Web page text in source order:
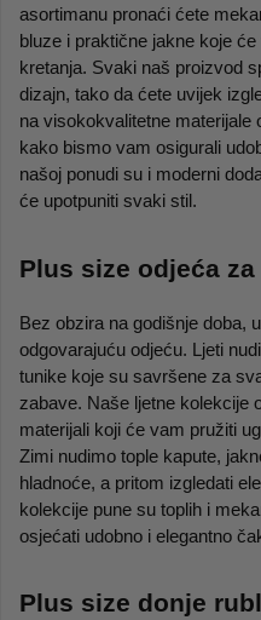
asortimanu pronaći ćete
bluze i praktične jakne koje
kretanja. Svaki naš proizvod
dizajn, tako da ćete uvijek
na visokokvalitetne materijale
kako bismo vam osigurali
našoj ponudi su i moderni
će upotpuniti svaki stil.
Plus size odjeća
Bez obzira na godišnje doba,
odgovarajuću odjeću. Ljeti
tunike koje su savršene za
zabave. Naše ljetne kolekcije
materijali koji će vam pružiti
Zimi nudimo tople kapute,
hladnoće, a pritom izgledati
kolekcije pune su toplih i
osjećati udobno i elegantno
Plus size donje